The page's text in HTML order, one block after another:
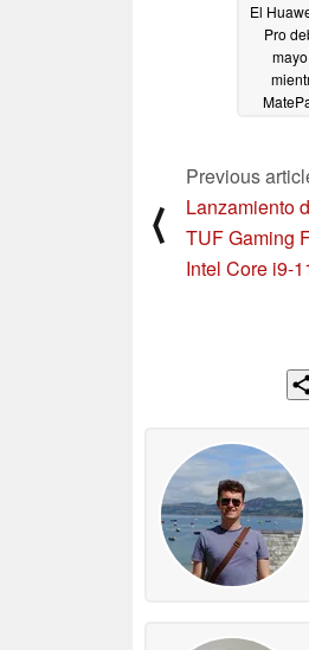
El
Pro
⟨
Previous
Lanzamiento
TUF Gaming
Intel Core i9-